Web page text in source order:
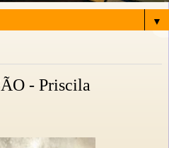
▼
- Priscila